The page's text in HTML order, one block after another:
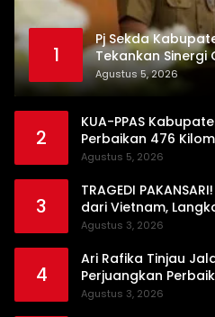
1
Pj Sekda
Tekankan Sinergi
Pembangunan
Agustus 5, 2026
2
KUA-PPAS
Perbaikan 476
Prioritas
Agustus 5, 2026
3
TRAGEDI
dari Vietnam,
Ujung Tanduk
Agustus 3, 2026
4
Ari Rafika Tinjau
Perjuangkan
Agustus 3, 2026